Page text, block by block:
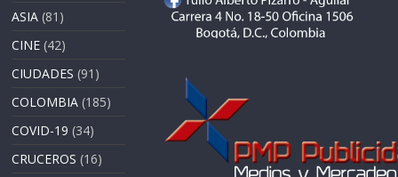
ASIA (81)
CINE (42)
CIUDADES (91)
COLOMBIA (185)
COVID-19 (34)
CRUCEROS (16)